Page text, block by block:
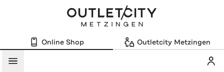
Online Shop Outletcity Metzingen
Menü